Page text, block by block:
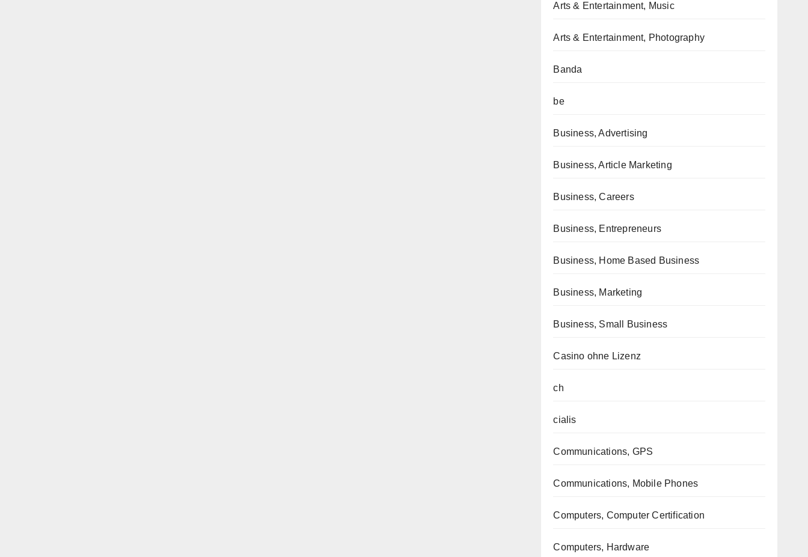
Arts & Entertainment, Music
Arts & Entertainment, Photography
Banda
be
Business, Advertising
Business, Article Marketing
Business, Careers
Business, Entrepreneurs
Business, Home Based Business
Business, Marketing
Business, Small Business
Casino ohne Lizenz
ch
cialis
Communications, GPS
Communications, Mobile Phones
Computers, Computer Certification
Computers, Hardware